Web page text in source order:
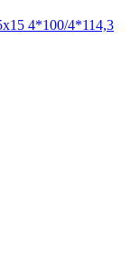
4*100/4*114,3